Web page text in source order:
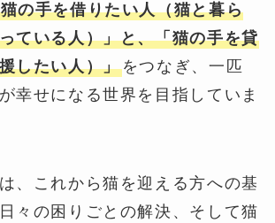
の手を借りたい人（猫と暮ら
ている人）」と、「猫の手を貸
したい人）」をつなぎ、一匹
幸せになる世界を目指していま
、これから猫を迎える方への基
々の困りごとの解決、そして猫